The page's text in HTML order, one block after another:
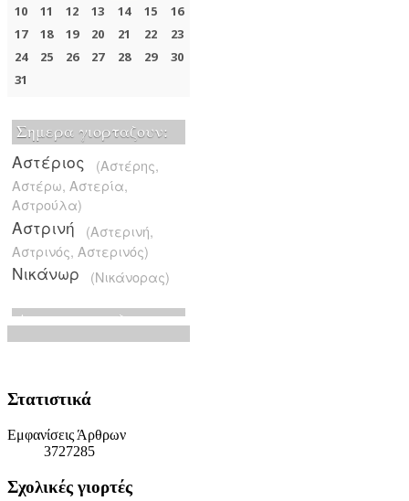
Στατιστικά
Εμφανίσεις Άρθρων
3727285
Σχολικές γιορτές